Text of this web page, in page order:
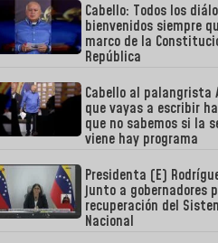
Cabello: Todos los
bienvenidos siempre
marco de la
República
Cabello al palangrista
que vayas a escribir
que no sabemos si la
viene hay programa
Presidenta (E)
junto a gobernadores
recuperación del
Nacional